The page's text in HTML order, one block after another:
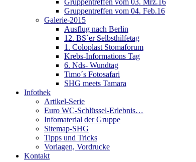
Gruppentreffen vom 04. Feb.16
Galerie-2015
Ausflug nach Berlin
12. BS´er Selbsthilfetag
1. Coloplast Stomaforum
Krebs-Informations Tag
6. Nds- Wundtag
Timo´s Fotosafari
SHG meets Tamara
Infothek
Artikel-Serie
Euro WC-Schlüssel-Erlebnis…
Infomaterial der Gruppe
Sitemap-SHG
Tipps und Tricks
Vorlagen, Vordrucke
Kontakt